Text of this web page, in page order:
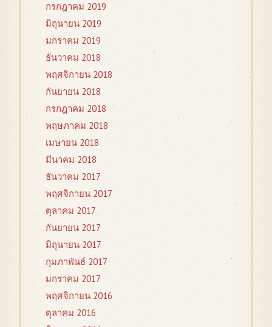
กรกฎาคม 2019
มิถุนายน 2019
มกราคม 2019
ธันวาคม 2018
พฤศจิกายน 2018
กันยายน 2018
กรกฎาคม 2018
พฤษภาคม 2018
เมษายน 2018
มีนาคม 2018
ธันวาคม 2017
พฤศจิกายน 2017
ตุลาคม 2017
กันยายน 2017
มิถุนายน 2017
กุมภาพันธ์ 2017
มกราคม 2017
พฤศจิกายน 2016
ตุลาคม 2016